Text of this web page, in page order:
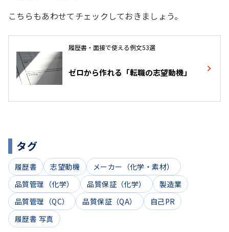
こちらもあわせてチェックしておきましょう。
履歴書・面接で使える例文53選
ゼロから作れる「転職の志望動機」
タグ
履歴書 志望動機
メーカー（化学・素材）
品質管理（化学）
品質保証（化学）
製造業
品質管理（QC）
品質保証（QA）
自己PR
履歴書 写真